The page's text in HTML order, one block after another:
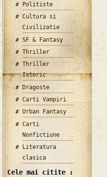
Politiste
Cultura si
Civilizatie
SF & Fantasy
Thriller
Thriller
Istoric
Dragoste
Carti Vampiri
Urban Fantasy
Carti
Nonfictiune
Literatura
clasica
Cele mai citite :